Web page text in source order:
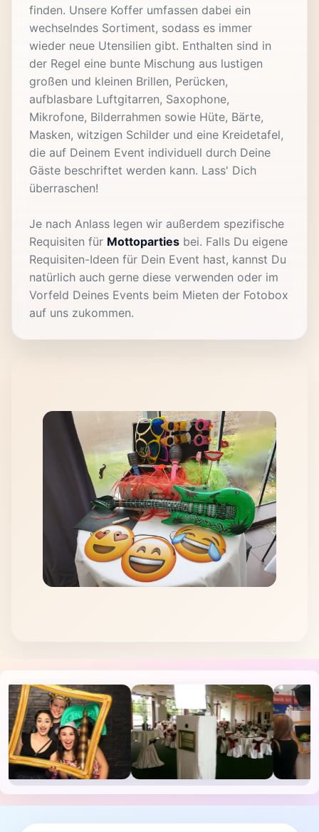
finden. Unsere Koffer umfassen dabei ein
wechselndes Sortiment, sodass es immer
wieder neue Utensilien gibt. Enthalten sind in
der Regel eine bunte Mischung aus lustigen
großen und kleinen Brillen, Perücken,
aufblasbare Luftgitarren, Saxophone,
Mikrofone, Bilderrahmen sowie Hüte, Bärte,
Masken, witzigen Schilder und eine Kreidetafel,
die auf Deinem Event individuell durch Deine
Gäste beschriftet werden kann. Lass' Dich
überraschen!
Je nach Anlass legen wir außerdem spezifische
Requisiten für Mottoparties bei. Falls Du eigene
Requisiten-Ideen für Dein Event hast, kannst Du
natürlich auch gerne diese verwenden oder im
Vorfeld Deines Events beim Mieten der Fotobox
auf uns zukommen.